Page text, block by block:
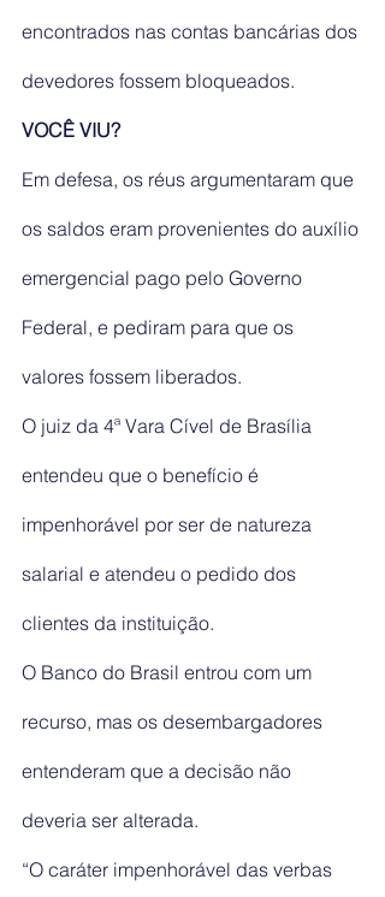
encontrados nas contas bancárias dos
devedores fossem bloqueados.
VOCÊ VIU?
Em defesa, os réus argumentaram que
os saldos eram provenientes do auxílio
emergencial pago pelo Governo
Federal, e pediram para que os
valores fossem liberados.
O juiz da 4ª Vara Cível de Brasília
entendeu que o benefício é
impenhorável por ser de natureza
salarial e atendeu o pedido dos
clientes da instituição.
O Banco do Brasil entrou com um
recurso, mas os desembargadores
entenderam que a decisão não
deveria ser alterada.
“O caráter impenhorável das verbas